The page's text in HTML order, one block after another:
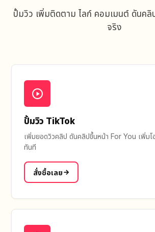
ปั้มวิว เพิ่มติดตาม ไลก์ คอมเมนต์ ดันคลิ
จริง
ปั้มวิว TikTok
เพิ่มยอดวิวคลิป ดันคลิปขึ้นหน้า For You เพิ่มโ
ทันที
สั่งซื้อเลย